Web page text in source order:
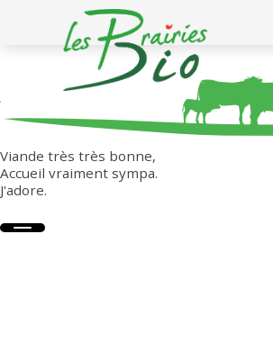
VIANDE TRÈS
Viande très très bonne,
Accueil vraiment sympa.
J'adore.